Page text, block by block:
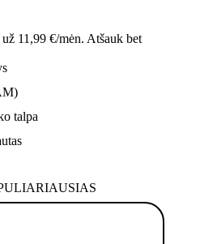
už 11,99 €/mėn. Atšauk bet
talpa